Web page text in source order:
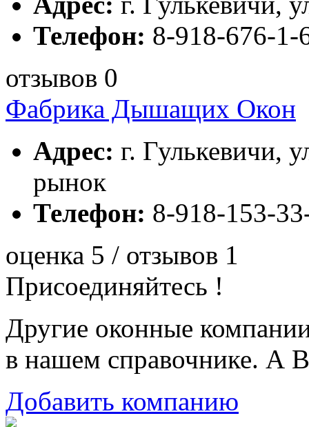
Телефон: 8-918-676-1-
отзывов 0
Фабрика Дышащих Окон
Адрес: г. Гулькевичи,
рынок
Телефон: 8-918-153-
оценка 5 / отзывов 1
Присоединяйтесь !
Другие оконные
в нашем справочнике. А
Добавить компанию